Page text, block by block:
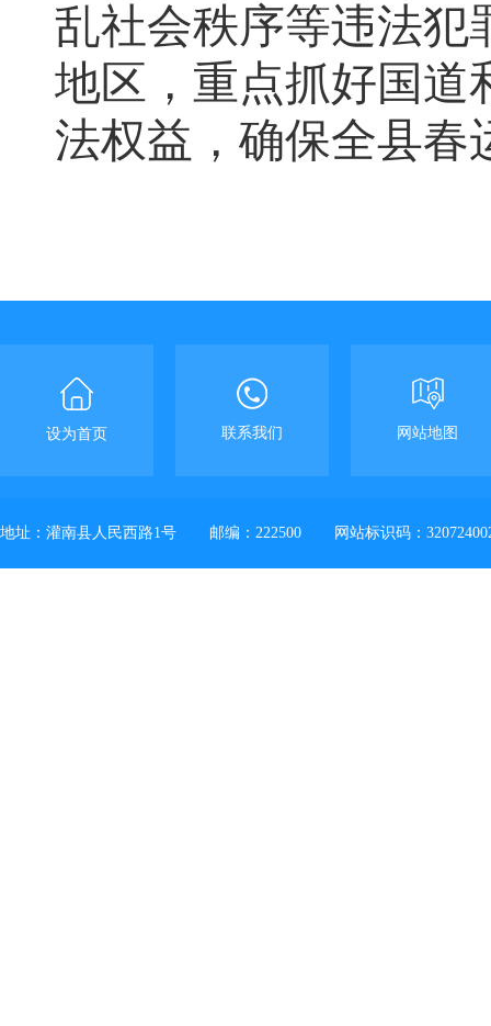
乱社会秩序等违法犯
地区 ， 重点抓好国道
法权益 ， 确保全县春
设为首页 联系我们 网站地图
地址：灌南县人民西路1号 邮编：222500 网站标识码：